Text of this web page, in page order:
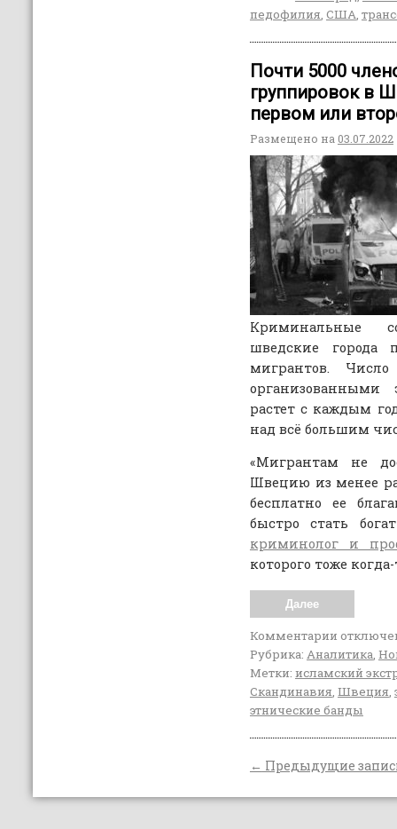
педофилия США
Почти 5000
группировок в
первом или
Размещено на 03.07.2022
Криминальные
шведские города
мигрантов.
организованными
растет с каждым
над всё большим
«Мигрантам не
Швецию из менее
бесплатно ее
быстро стать
криминолог и
которого тоже
Далее
Комментарии
Рубрика: Аналитика,
Метки: исламский
Скандинавия, Швеция,
этнические банды
← Предыдущие